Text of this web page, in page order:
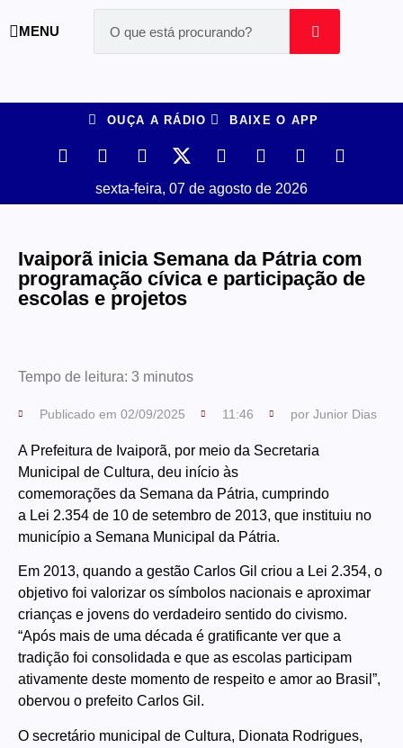
MENU
OUÇA A RÁDIO BAIXE O APP
sexta-feira, 07 de agosto de 2026
Ivaiporã inicia Semana da Pátria com
programação cívica e participação de
escolas e projetos
Tempo de leitura: 3 minutos
Publicado em 02/09/2025 11:46 por Junior Dias
A Prefeitura de Ivaiporã, por meio da Secretaria
Municipal de Cultura, deu início às
comemorações da Semana da Pátria, cumprindo
a Lei 2.354 de 10 de setembro de 2013, que instituiu no
município a Semana Municipal da Pátria.
Em 2013, quando a gestão Carlos Gil criou a Lei 2.354, o
objetivo foi valorizar os símbolos nacionais e aproximar
crianças e jovens do verdadeiro sentido do civismo.
“Após mais de uma década é gratificante ver que a
tradição foi consolidada e que as escolas participam
ativamente deste momento de respeito e amor ao Brasil”,
obervou o prefeito Carlos Gil.
O secretário municipal de Cultura, Dionata Rodrigues,